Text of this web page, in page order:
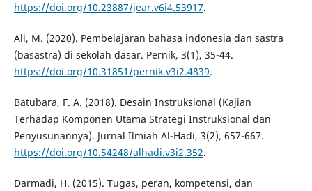
https://doi.org/10.23887/jear.v6i4.53917.
Ali, M. (2020). Pembelajaran bahasa indonesia dan sastra
(basastra) di sekolah dasar. Pernik, 3(1), 35-44.
https://doi.org/10.31851/pernik.v3i2.4839.
Batubara, F. A. (2018). Desain Instruksional (Kajian
Terhadap Komponen Utama Strategi Instruksional dan
Penyusunannya). Jurnal Ilmiah Al-Hadi, 3(2), 657-667.
https://doi.org/10.54248/alhadi.v3i2.352.
Darmadi, H. (2015). Tugas, peran, kompetensi, dan